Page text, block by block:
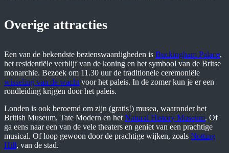
Overige attracties
Een van de bekendste bezienswaardigheden is Buckingham Palace,
het residentiële verblijf van de koning en het symbool van de Britse
monarchie. Bezoek om 11.30 uur de traditionele ceremoniële
wisseling van de wacht voor het paleis. In de zomer kun je er een
rondleiding krijgen door het paleis.
Londen is ook beroemd om zijn (gratis!) musea, waaronder het
British Museum, Tate Modern en het Natural History Museum. Of
ga eens naar een van de vele theaters en geniet van een prachtige
musical. Of loop gewoon door de prachtige wijken, zoals Notting
Hill, van de stad.